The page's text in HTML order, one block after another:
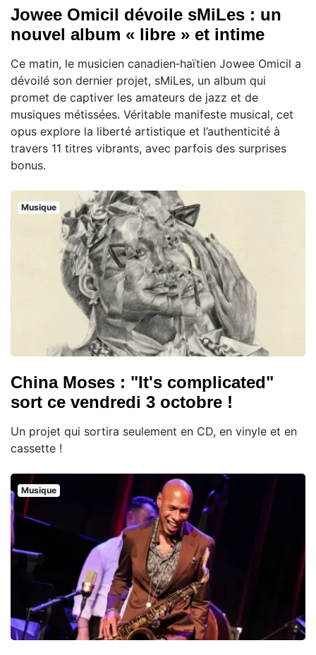
Jowee Omicil dévoile sMiLes : un
nouvel album « libre » et intime
Ce matin, le musicien canadien‑haïtien Jowee Omicil a
dévoilé son dernier projet, sMiLes, un album qui
promet de captiver les amateurs de jazz et de
musiques métissées. Véritable manifeste musical, cet
opus explore la liberté artistique et l’authenticité à
travers 11 titres vibrants, avec parfois des surprises
bonus.
Musique
China Moses : "It's complicated"
sort ce vendredi 3 octobre !
Un projet qui sortira seulement en CD, en vinyle et en
cassette !
Musique